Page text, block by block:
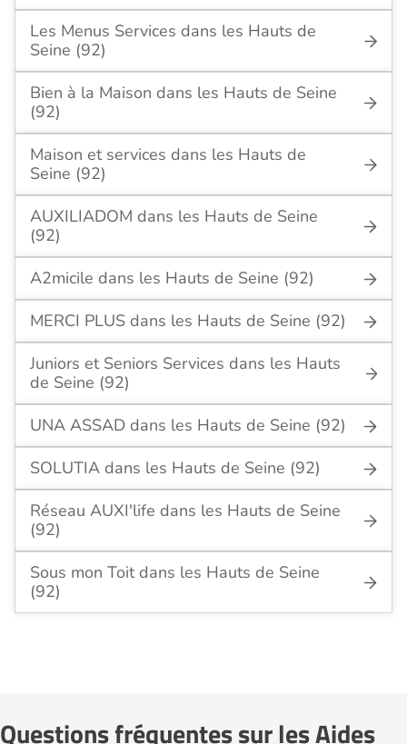
Les Menus Services dans les Hauts de
Seine (92)
Bien à la Maison dans les Hauts de Seine
(92)
Maison et services dans les Hauts de
Seine (92)
AUXILIADOM dans les Hauts de Seine
(92)
A2micile dans les Hauts de Seine (92)
MERCI PLUS dans les Hauts de Seine (92)
Juniors et Seniors Services dans les Hauts
de Seine (92)
UNA ASSAD dans les Hauts de Seine (92)
SOLUTIA dans les Hauts de Seine (92)
Réseau AUXI'life dans les Hauts de Seine
(92)
Sous mon Toit dans les Hauts de Seine
(92)
Questions fréquentes sur les Aides